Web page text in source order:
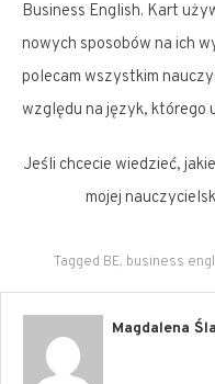
Business English. Kart
nowych sposobów na ich
polecam wszystkim
względu na język, którego
Jeśli chcecie wiedzieć,
mojej
Tagged BE, business
Magdalena